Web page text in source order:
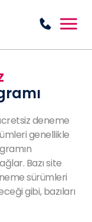
deneme
genellikle
Bazı site
sürümleri
gibi, bazıları